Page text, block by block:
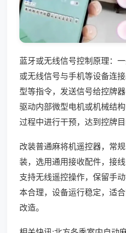
蓝牙或无线信号控制原理：
或无线信号与手机等设备连
型等指令，发送信号给控牌
驱动内部微型电机或机械结
过程中进行干预，达到控牌目
改装普通麻将机遥控器，常
装，选用通用接收配件，接
支持无线遥控操作，保留手
本合理，设备运行稳定，适
改造。